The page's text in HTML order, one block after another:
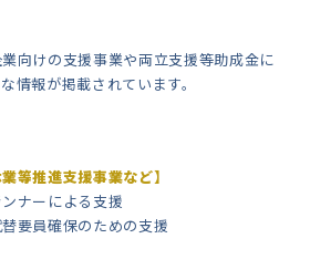
向けの支援事業や両立支援等助成金に
情報が掲載されています。
等推進支援事業など】
ナーによる支援
要員確保のための支援